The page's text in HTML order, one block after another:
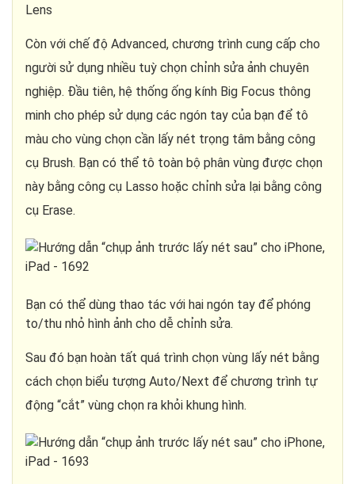
Lens
Còn với chế độ Advanced, chương trình cung cấp cho
người sử dụng nhiều tuỳ chọn chỉnh sửa ảnh chuyên
nghiệp. Đầu tiên, hệ thống ống kính Big Focus thông
minh cho phép sử dụng các ngón tay của bạn để tô
màu cho vùng chọn cần lấy nét trọng tâm bằng công
cụ Brush. Bạn có thể tô toàn bộ phân vùng được chọn
này bằng công cụ Lasso hoặc chỉnh sửa lại bằng công
cụ Erase.
Bạn có thể dùng thao tác với hai ngón tay để phóng
to/thu nhỏ hình ảnh cho dễ chỉnh sửa.
Sau đó bạn hoàn tất quá trình chọn vùng lấy nét bằng
cách chọn biểu tượng Auto/Next để chương trình tự
động “cắt” vùng chọn ra khỏi khung hình.